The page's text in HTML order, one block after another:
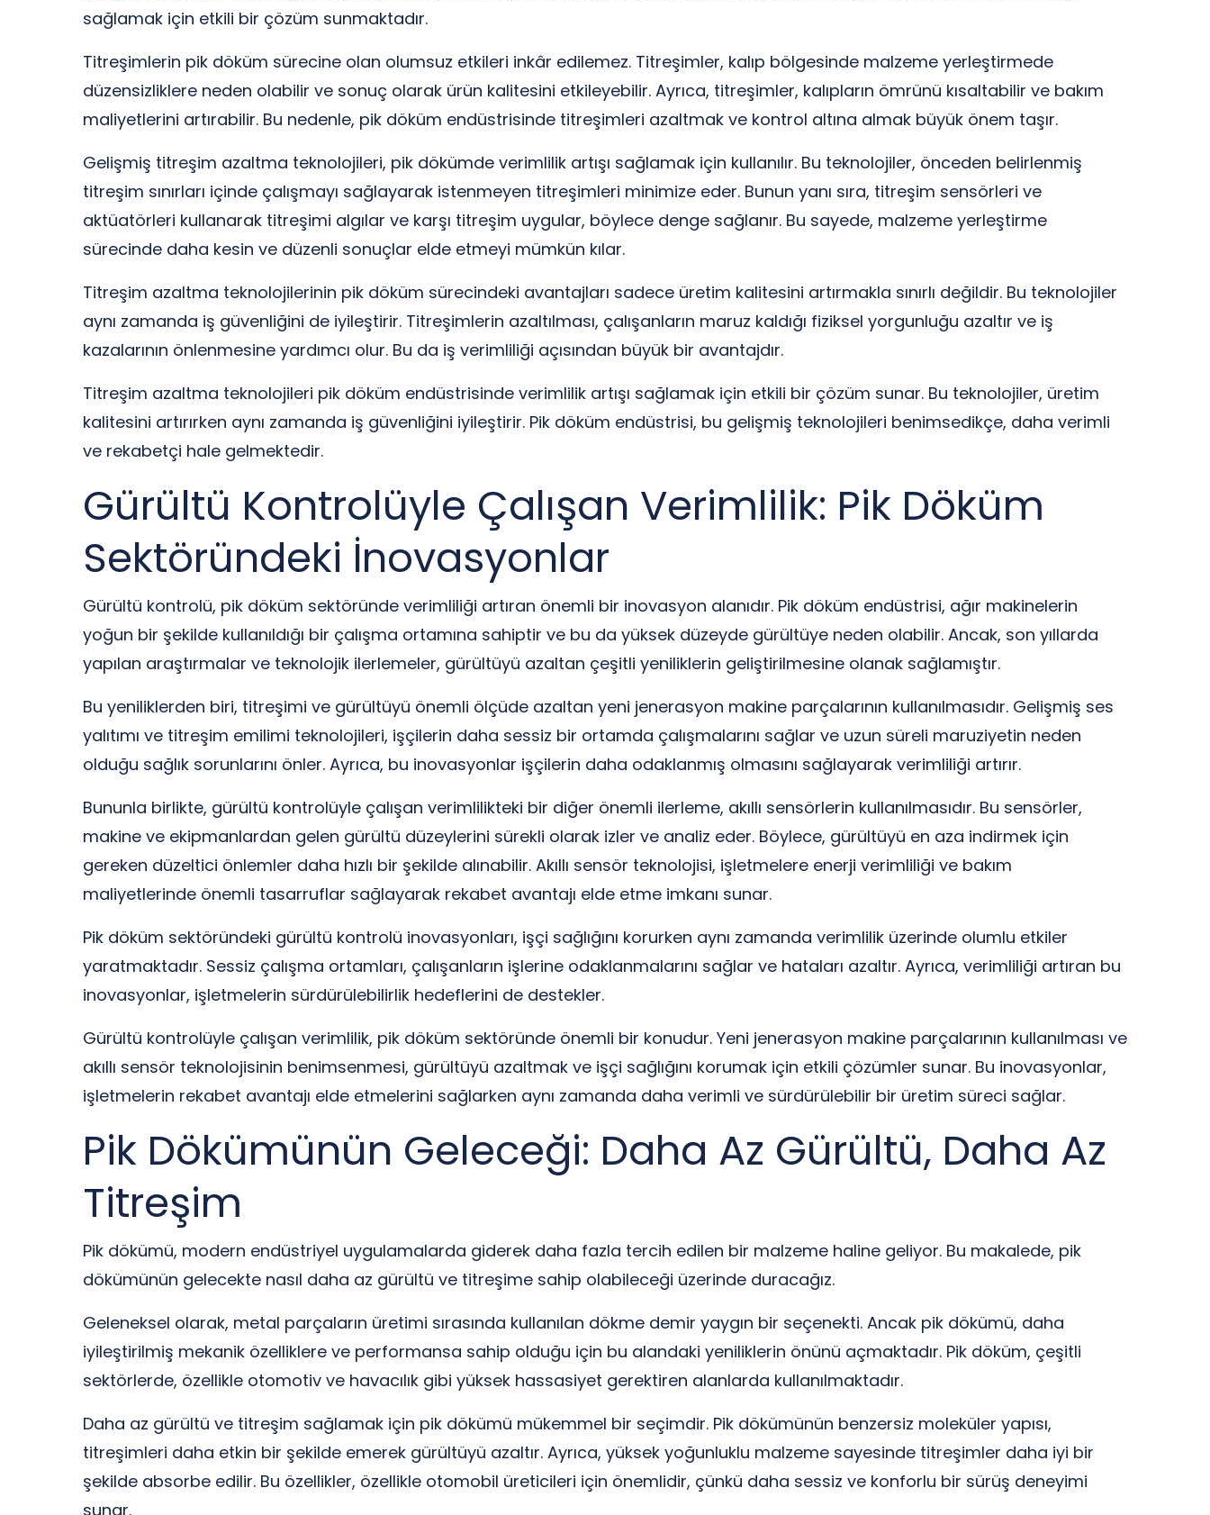
sağlamak için etkili bir çözüm sunmaktadır.
Titreşimlerin pik döküm sürecine olan olumsuz etkileri inkâr edilemez. Titreşimler, kalıp bölgesinde malzeme yerleştirmede
düzensizliklere neden olabilir ve sonuç olarak ürün kalitesini etkileyebilir. Ayrıca, titreşimler, kalıpların ömrünü kısaltabilir ve bakım
maliyetlerini artırabilir. Bu nedenle, pik döküm endüstrisinde titreşimleri azaltmak ve kontrol altına almak büyük önem taşır.
Gelişmiş titreşim azaltma teknolojileri, pik dökümde verimlilik artışı sağlamak için kullanılır. Bu teknolojiler, önceden belirlenmiş
titreşim sınırları içinde çalışmayı sağlayarak istenmeyen titreşimleri minimize eder. Bunun yanı sıra, titreşim sensörleri ve
aktüatörleri kullanarak titreşimi algılar ve karşı titreşim uygular, böylece denge sağlanır. Bu sayede, malzeme yerleştirme
sürecinde daha kesin ve düzenli sonuçlar elde etmeyi mümkün kılar.
Titreşim azaltma teknolojilerinin pik döküm sürecindeki avantajları sadece üretim kalitesini artırmakla sınırlı değildir. Bu teknolojiler
aynı zamanda iş güvenliğini de iyileştirir. Titreşimlerin azaltılması, çalışanların maruz kaldığı fiziksel yorgunluğu azaltır ve iş
kazalarının önlenmesine yardımcı olur. Bu da iş verimliliği açısından büyük bir avantajdır.
Titreşim azaltma teknolojileri pik döküm endüstrisinde verimlilik artışı sağlamak için etkili bir çözüm sunar. Bu teknolojiler, üretim
kalitesini artırırken aynı zamanda iş güvenliğini iyileştirir. Pik döküm endüstrisi, bu gelişmiş teknolojileri benimsedikçe, daha verimli
ve rekabetçi hale gelmektedir.
Gürültü Kontrolüyle Çalışan Verimlilik: Pik Döküm
Sektöründeki İnovasyonlar
Gürültü kontrolü, pik döküm sektöründe verimliliği artıran önemli bir inovasyon alanıdır. Pik döküm endüstrisi, ağır makinelerin
yoğun bir şekilde kullanıldığı bir çalışma ortamına sahiptir ve bu da yüksek düzeyde gürültüye neden olabilir. Ancak, son yıllarda
yapılan araştırmalar ve teknolojik ilerlemeler, gürültüyü azaltan çeşitli yeniliklerin geliştirilmesine olanak sağlamıştır.
Bu yeniliklerden biri, titreşimi ve gürültüyü önemli ölçüde azaltan yeni jenerasyon makine parçalarının kullanılmasıdır. Gelişmiş ses
yalıtımı ve titreşim emilimi teknolojileri, işçilerin daha sessiz bir ortamda çalışmalarını sağlar ve uzun süreli maruziyetin neden
olduğu sağlık sorunlarını önler. Ayrıca, bu inovasyonlar işçilerin daha odaklanmış olmasını sağlayarak verimliliği artırır.
Bununla birlikte, gürültü kontrolüyle çalışan verimlilikteki bir diğer önemli ilerleme, akıllı sensörlerin kullanılmasıdır. Bu sensörler,
makine ve ekipmanlardan gelen gürültü düzeylerini sürekli olarak izler ve analiz eder. Böylece, gürültüyü en aza indirmek için
gereken düzeltici önlemler daha hızlı bir şekilde alınabilir. Akıllı sensör teknolojisi, işletmelere enerji verimliliği ve bakım
maliyetlerinde önemli tasarruflar sağlayarak rekabet avantajı elde etme imkanı sunar.
Pik döküm sektöründeki gürültü kontrolü inovasyonları, işçi sağlığını korurken aynı zamanda verimlilik üzerinde olumlu etkiler
yaratmaktadır. Sessiz çalışma ortamları, çalışanların işlerine odaklanmalarını sağlar ve hataları azaltır. Ayrıca, verimliliği artıran bu
inovasyonlar, işletmelerin sürdürülebilirlik hedeflerini de destekler.
Gürültü kontrolüyle çalışan verimlilik, pik döküm sektöründe önemli bir konudur. Yeni jenerasyon makine parçalarının kullanılması ve
akıllı sensör teknolojisinin benimsenmesi, gürültüyü azaltmak ve işçi sağlığını korumak için etkili çözümler sunar. Bu inovasyonlar,
işletmelerin rekabet avantajı elde etmelerini sağlarken aynı zamanda daha verimli ve sürdürülebilir bir üretim süreci sağlar.
Pik Dökümünün Geleceği: Daha Az Gürültü, Daha Az
Titreşim
Pik dökümü, modern endüstriyel uygulamalarda giderek daha fazla tercih edilen bir malzeme haline geliyor. Bu makalede, pik
dökümünün gelecekte nasıl daha az gürültü ve titreşime sahip olabileceği üzerinde duracağız.
Geleneksel olarak, metal parçaların üretimi sırasında kullanılan dökme demir yaygın bir seçenekti. Ancak pik dökümü, daha
iyileştirilmiş mekanik özelliklere ve performansa sahip olduğu için bu alandaki yeniliklerin önünü açmaktadır. Pik döküm, çeşitli
sektörlerde, özellikle otomotiv ve havacılık gibi yüksek hassasiyet gerektiren alanlarda kullanılmaktadır.
Daha az gürültü ve titreşim sağlamak için pik dökümü mükemmel bir seçimdir. Pik dökümünün benzersiz moleküler yapısı,
titreşimleri daha etkin bir şekilde emerek gürültüyü azaltır. Ayrıca, yüksek yoğunluklu malzeme sayesinde titreşimler daha iyi bir
şekilde absorbe edilir. Bu özellikler, özellikle otomobil üreticileri için önemlidir, çünkü daha sessiz ve konforlu bir sürüş deneyimi
sunar.